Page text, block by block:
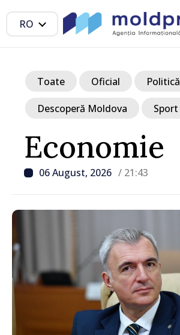
RO
Economie
06 August, 2026 / 21:43
Toate Oficial Politică
Descoperă Moldova Sport